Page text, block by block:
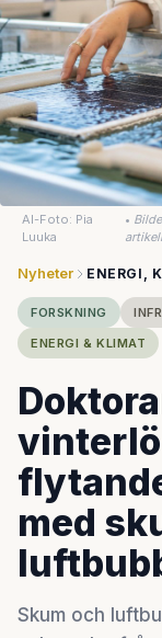
AI-Foto: Pia
Luuka
•
Nyheter ENERGI,
FORSKNING
ENERGI & KLIMAT
med
Skum och